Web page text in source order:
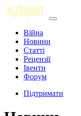
Війна
Новини
Статті
Рецензії
Івенти
Форум
Підтримати